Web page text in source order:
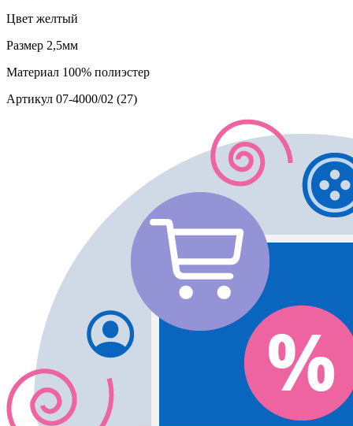
Цвет желтый
Размер 2,5мм
Материал 100% полиэстер
Артикул 07-4000/02 (27)